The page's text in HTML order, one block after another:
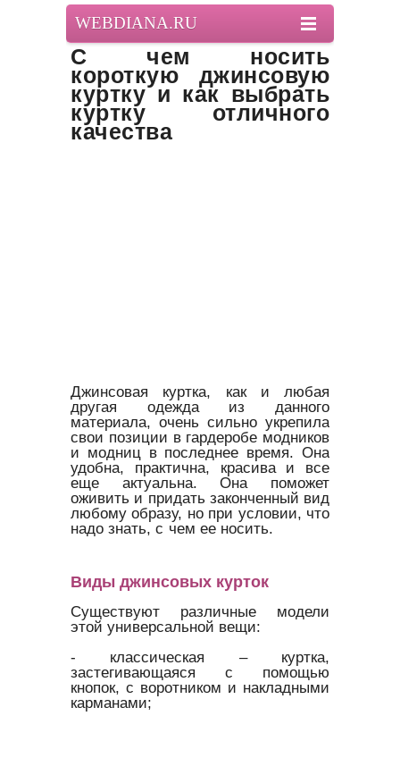
WEBDIANA.RU
С чем носить
короткую джинсовую
куртку и как выбрать
куртку отличного
качества
Джинсовая куртка, как и любая
другая одежда из данного
материала, очень сильно укрепила
свои позиции в гардеробе модников
и модниц в последнее время. Она
удобна, практична, красива и все
еще актуальна. Она поможет
оживить и придать законченный вид
любому образу, но при условии, что
надо знать, с чем ее носить.
Виды джинсовых курток
Существуют различные модели
этой универсальной вещи:
- классическая – куртка,
застегивающаяся с помощью
кнопок, с воротником и накладными
карманами;